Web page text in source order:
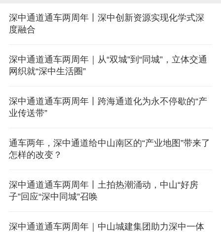
深中通道通车两周年丨深中创新资源实现化学式深
度融合
深中通道通车两周年｜从“双城”到“同城”，立体交通
网织就“深中生活圈”
深中通道通车两周年丨跨海通道化为永不停歇的“产
业传送带”
通车两年，深中通道给中山南区的“产业地图”带来了
怎样的改变？
深中通道通车两周年丨土拍热潮涌动，中山“好房
子”回应“深中同城”召唤
深中通道通车两周年｜中山城建集团助力深中一体